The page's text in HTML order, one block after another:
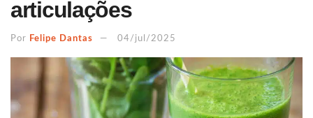
articulações
Por Felipe Dantas 04/jul/2025